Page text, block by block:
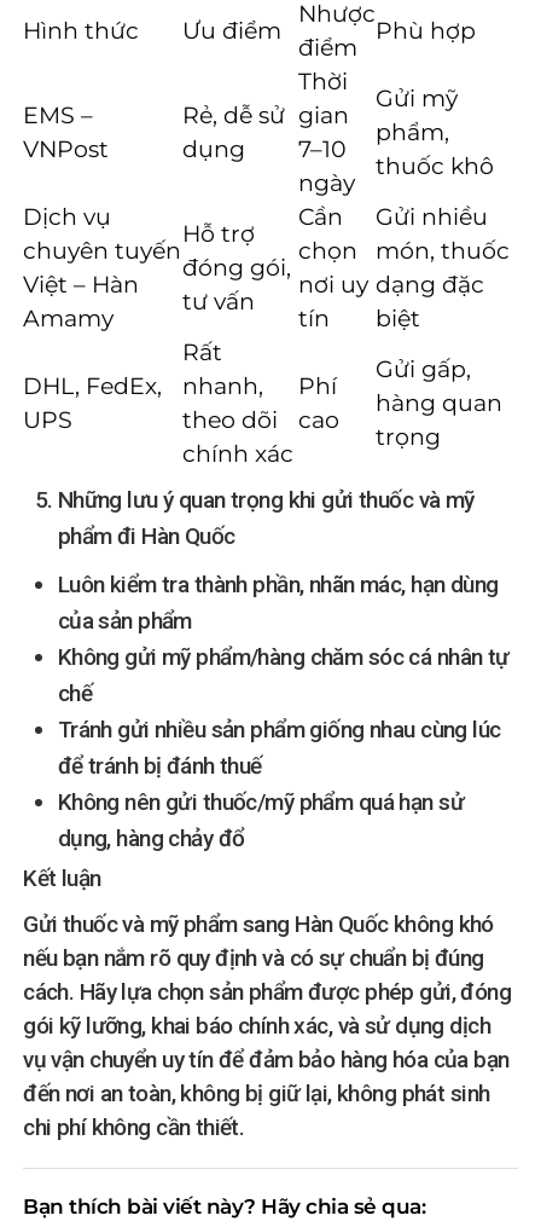
Hình thức Ưu điểm
Nhược
điểm
Phù hợp
EMS –
VNPost
Rẻ, dễ sử
dụng
Thời
gian
7–10
ngày
Gửi mỹ
phẩm,
thuốc khô
Dịch vụ
chuyên tuyến
Việt – Hàn
Amamy
Hỗ trợ
đóng gói,
tư vấn
Cần
chọn
nơi uy
tín
Gửi nhiều
món, thuốc
dạng đặc
biệt
DHL, FedEx,
UPS
Rất
nhanh,
theo dõi
chính xác
Phí
cao
Gửi gấp,
hàng quan
trọng
Những lưu ý quan trọng khi gửi thuốc và mỹ
phẩm đi Hàn Quốc
Luôn kiểm tra thành phần, nhãn mác, hạn dùng
của sản phẩm
Không gửi mỹ phẩm/hàng chăm sóc cá nhân tự
chế
Tránh gửi nhiều sản phẩm giống nhau cùng lúc
để tránh bị đánh thuế
Không nên gửi thuốc/mỹ phẩm quá hạn sử
dụng, hàng chảy đổ
Kết luận
Gửi thuốc và mỹ phẩm sang Hàn Quốc không khó
nếu bạn nắm rõ quy định và có sự chuẩn bị đúng
cách. Hãy lựa chọn sản phẩm được phép gửi, đóng
gói kỹ lưỡng, khai báo chính xác, và sử dụng dịch
vụ vận chuyển uy tín để đảm bảo hàng hóa của bạn
đến nơi an toàn, không bị giữ lại, không phát sinh
chi phí không cần thiết.
Bạn thích bài viết này? Hãy chia sẻ qua: